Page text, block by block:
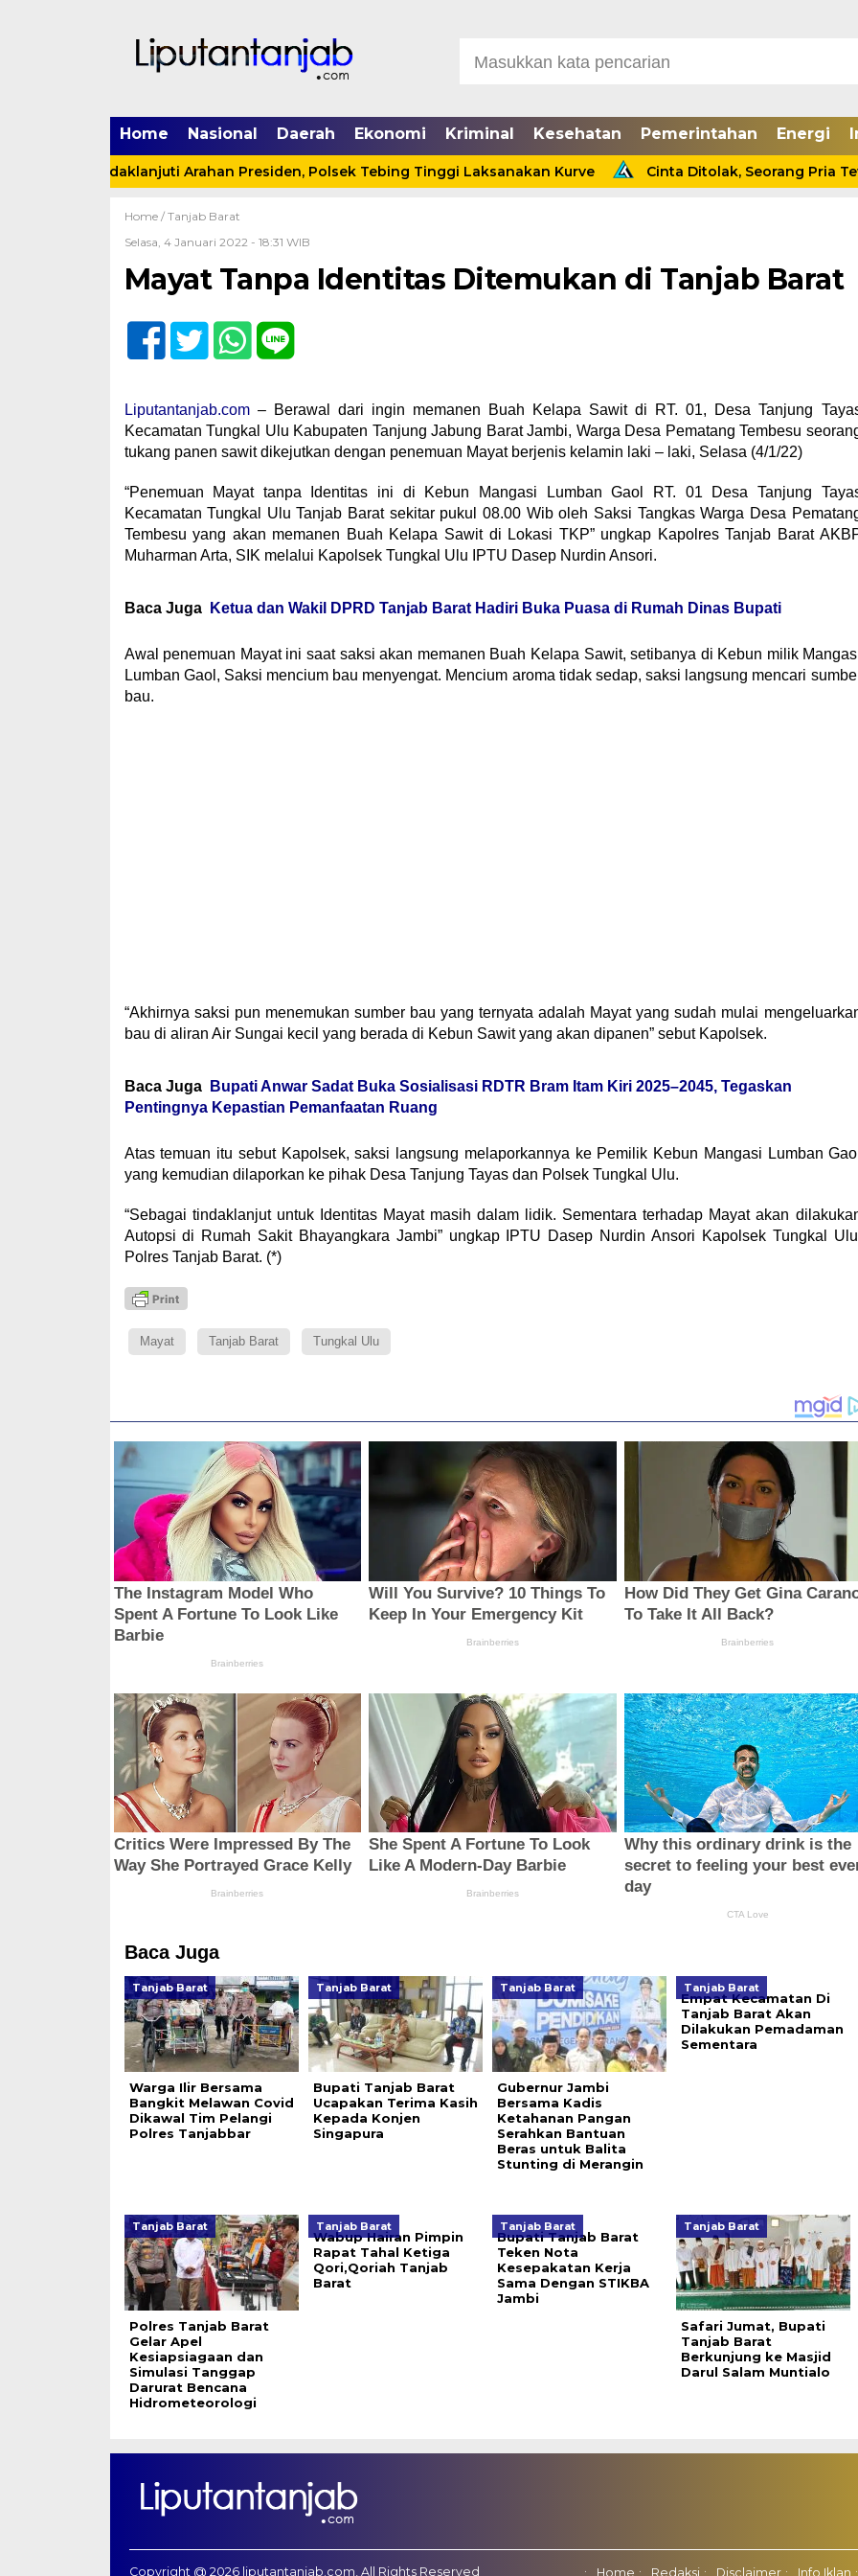
Home Nasional Daerah Ekonomi Kriminal Kesehatan Pemerintahan Energi
Menindaklanjuti Arahan Presiden, Polsek Tebing Tinggi Laksanakan Kurve Cinta Ditolak, Seorang Pria Tewas
Home / Tanjab Barat
Selasa, 4 Januari 2022 - 18:31 WIB
Mayat Tanpa Identitas Ditemukan di Tanjab Barat
Liputantanjab.com– Berawal dari ingin memanen Buah Kelapa Sawit di RT. 01, Desa Tanjung
Kecamatan Tungkal Ulu Kabupaten Tanjung Jabung Barat Jambi, Warga Desa Pematang Tembesu
tukang panen sawit dikejutkan dengan penemuan Mayat berjenis kelamin laki – laki, Selasa (4/1/22)
“Penemuan Mayat tanpa Identitas ini di Kebun Mangasi Lumban Gaol RT. 01 Desa Tanjung
Kecamatan Tungkal Ulu Tanjab Barat sekitar pukul 08.00 Wib oleh Saksi Tangkas Warga Desa
Tembesu yang akan memanen Buah Kelapa Sawit di Lokasi TKP” ungkap Kapolres Tanjab Barat
Muharman Arta, SIK melalui Kapolsek Tungkal Ulu IPTU Dasep Nurdin Ansori.
Baca Juga Ketua dan Wakil DPRD Tanjab Barat Hadiri Buka Puasa di Rumah Dinas Bupati
Awal penemuan Mayat ini saat saksi akan memanen Buah Kelapa Sawit, setibanya di Kebun milik
Lumban Gaol, Saksi mencium bau menyengat. Mencium aroma tidak sedap, saksi langsung mencari
bau.
“Akhirnya saksi pun menemukan sumber bau yang ternyata adalah Mayat yang sudah mulai
bau di aliran Air Sungai kecil yang berada di Kebun Sawit yang akan dipanen” sebut Kapolsek.
Baca Juga
Bupati Anwar Sadat Buka Sosialisasi RDTR Bram Itam Kiri 2025–2045, Tegaskan
Pentingnya Kepastian Pemanfaatan Ruang
Atas temuan itu sebut Kapolsek, saksi langsung melaporkannya ke Pemilik Kebun Mangasi Lumban Gaol
yang kemudian dilaporkan ke pihak Desa Tanjung Tayas dan Polsek Tungkal Ulu.
“Sebagai tindaklanjut untuk Identitas Mayat masih dalam lidik. Sementara terhadap Mayat akan
Autopsi di Rumah Sakit Bhayangkara Jambi” ungkap IPTU Dasep Nurdin Ansori Kapolsek Tungkal
Polres Tanjab Barat. (*)
Mayat Tanjab Barat Tungkal Ulu
Baca Juga
Tanjab Barat
Warga Ilir Bersama
Bangkit Melawan Covid
Dikawal Tim Pelangi
Polres Tanjabbar
Tanjab Barat
Bupati Tanjab Barat
Ucapakan Terima Kasih
Kepada Konjen
Singapura
Tanjab Barat
Gubernur Jambi
Bersama Kadis
Ketahanan Pangan
Serahkan Bantuan
Beras untuk Balita
Stunting di Merangin
Tanjab Barat
Empat Kecamatan Di
Tanjab Barat Akan
Dilakukan Pemadaman
Sementara
Tanjab Barat
Polres Tanjab Barat
Gelar Apel
Kesiapsiagaan dan
Simulasi Tanggap
Darurat Bencana
Hidrometeorologi
Tanjab Barat
Wabup Hairan Pimpin
Rapat Tahal Ketiga
Qori,Qoriah Tanjab
Barat
Tanjab Barat
Bupati Tanjab Barat
Teken Nota
Kesepakatan Kerja
Sama Dengan STIKBA
Jambi
Tanjab Barat
Safari Jumat, Bupati
Tanjab Barat
Berkunjung ke Masjid
Darul Salam Muntialo
Copyright @ 2026 liputantanjab.com, All Rights Reserved Home Redaksi Disclaimer Info Iklan